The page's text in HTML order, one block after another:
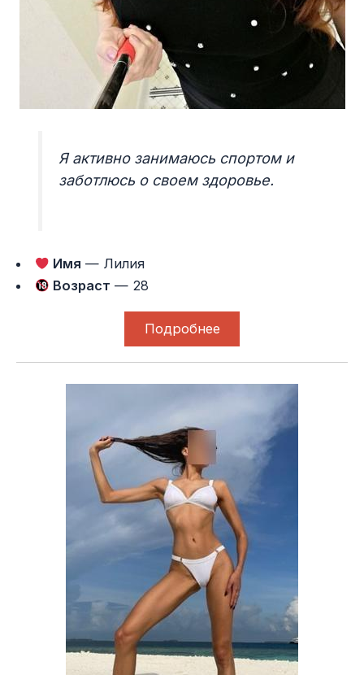
Я активно занимаюсь спортом и
заботлюсь о своем здоровье.
Имя — Лилия
Возраст — 28
Подробнее